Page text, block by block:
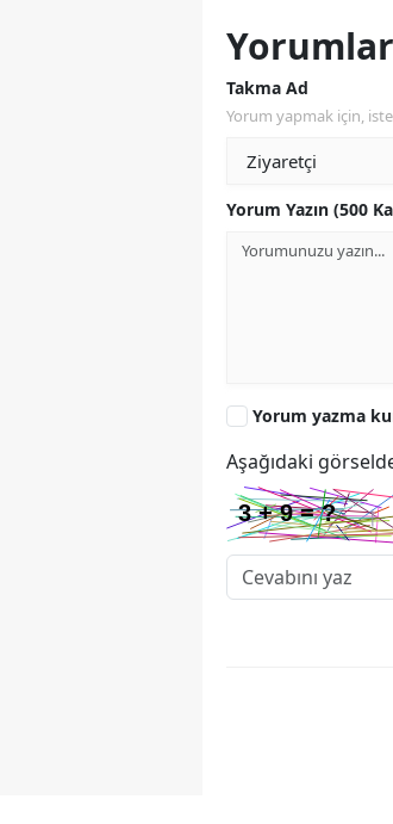
Yorumlar
Takma Ad
Yorum yapmak için,
Yorum Yazın (500
Yorum yazma
Aşağıdaki